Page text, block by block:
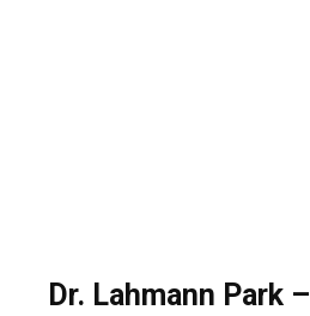
Dr. Lahmann Park –